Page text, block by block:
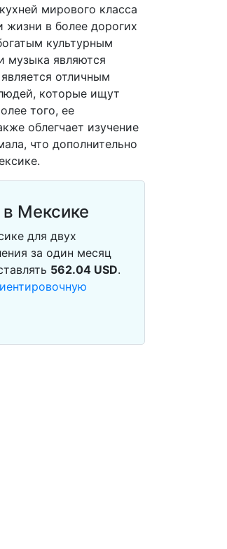
мирового класса
в более дорогих
культурным
музыка являются
отличным
которые ищут
того, ее
облегчает изучение
что дополнительно
Мексике
для двух
за один месяц
562.04 USD.